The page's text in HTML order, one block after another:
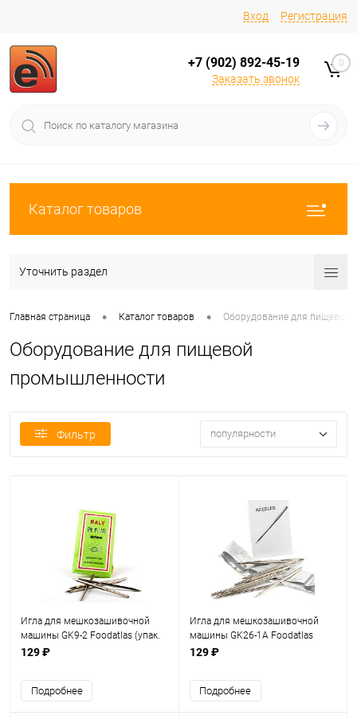
Вход Регистрация
+7 (902) 892-45-19
Заказать звонок
0
Каталог товаров
Уточнить раздел
Главная страница • Каталог товаров • Оборудование для пищевой
Оборудование для пищевой
промышленности
Фильтр популярности
Игла для мешкозашивочной
машины GK9-2 Foodatlas (упак.
10 шт)
129 ₽
Подробнее
Игла для мешкозашивочной
машины GK26-1А Foodatlas
(упак. 10 шт)
129 ₽
Подробнее